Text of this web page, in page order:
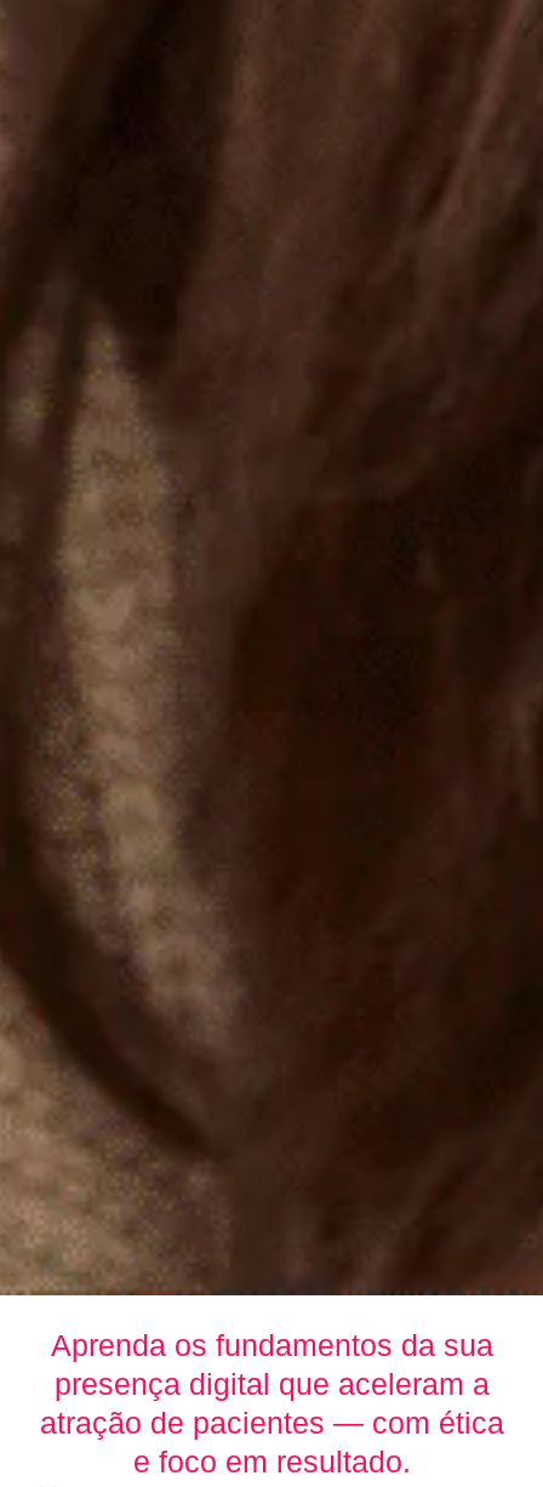
Aprenda os fundamentos da sua
presença digital que aceleram a
atração de pacientes — com ética
e foco em resultado.